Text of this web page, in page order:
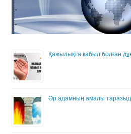
Қажылықта қабыл болған
Әр адамның амалы